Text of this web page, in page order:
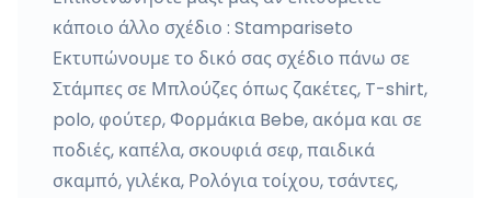
κάποιο άλλο σχέδιο : Stampariseto
Εκτυπώνουμε το δικό σας σχέδιο πάνω σε
Στάμπες σε Μπλούζες όπως ζακέτες, T-shirt,
polo, φούτερ, Φορμάκια Bebe, ακόμα και σε
ποδιές, καπέλα, σκουφιά σεφ, παιδικά
σκαμπό, γιλέκα, Ρολόγια τοίχου, τσάντες,